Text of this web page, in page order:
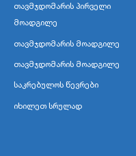
თავმჯდომარის პირველი
მოადგილე
თავმჯდომარის მოადგილე
თავმჯდომარის მოადგილე
საკრებულოს წევრები
იხილეთ სრულად